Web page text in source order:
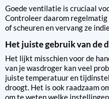
Goede ventilatie is cruciaal
Controleer daarom
of scheuren en vervang ze
Het juiste gebruik van
Het lijkt misschien voor de
van je wasdroger kan veel
juiste temperatuur en
droogt. Het is ook raadzaam
om te weten welke